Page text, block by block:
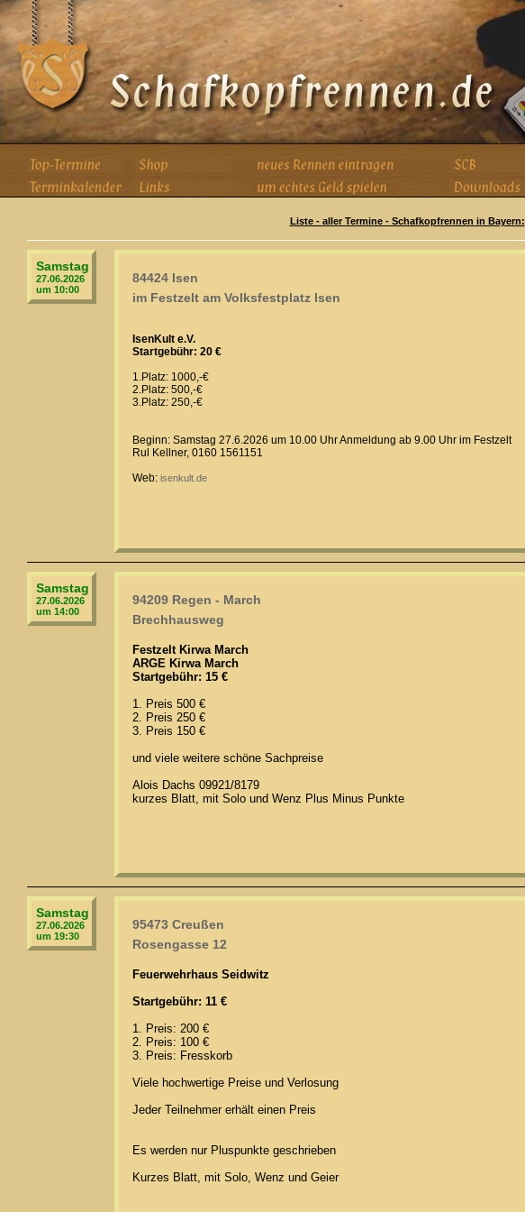
Liste - aller Termine - Schafkopfrennen in Bayern:
Samstag
27.06.2026
um 10:00
84424 Isen
im Festzelt am Volksfestplatz Isen
IsenKult e.V.
Startgebühr: 20 €
1.Platz: 1000,-€
2.Platz: 500,-€
3.Platz: 250,-€
Beginn: Samstag 27.6.2026 um 10.00 Uhr Anmeldung ab 9.00 Uhr im Festzelt
Rul Kellner, 0160 1561151
Web: isenkult.de
Samstag
27.06.2026
um 14:00
94209 Regen - March
Brechhausweg
Festzelt Kirwa March
ARGE Kirwa March
Startgebühr: 15 €
1. Preis 500 €
2. Preis 250 €
3. Preis 150 €
und viele weitere schöne Sachpreise
Alois Dachs 09921/8179
kurzes Blatt, mit Solo und Wenz Plus Minus Punkte
Samstag
27.06.2026
um 19:30
95473 Creußen
Rosengasse 12
Feuerwehrhaus Seidwitz
Startgebühr: 11 €
1. Preis: 200 €
2. Preis: 100 €
3. Preis: Fresskorb
Viele hochwertige Preise und Verlosung
Jeder Teilnehmer erhält einen Preis
Es werden nur Pluspunkte geschrieben
Kurzes Blatt, mit Solo, Wenz und Geier